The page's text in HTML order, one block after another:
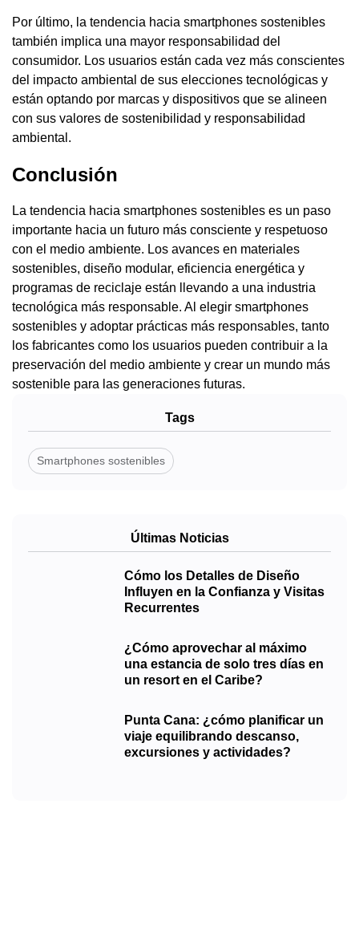
Por último, la tendencia hacia smartphones sostenibles
también implica una mayor responsabilidad del
consumidor. Los usuarios están cada vez más conscientes
del impacto ambiental de sus elecciones tecnológicas y
están optando por marcas y dispositivos que se alineen
con sus valores de sostenibilidad y responsabilidad
ambiental.
Conclusión
La tendencia hacia smartphones sostenibles es un paso
importante hacia un futuro más consciente y respetuoso
con el medio ambiente. Los avances en materiales
sostenibles, diseño modular, eficiencia energética y
programas de reciclaje están llevando a una industria
tecnológica más responsable. Al elegir smartphones
sostenibles y adoptar prácticas más responsables, tanto
los fabricantes como los usuarios pueden contribuir a la
preservación del medio ambiente y crear un mundo más
sostenible para las generaciones futuras.
Tags
Smartphones sostenibles
Últimas Noticias
Cómo los Detalles de Diseño
Influyen en la Confianza y Visitas
Recurrentes
¿Cómo aprovechar al máximo
una estancia de solo tres días en
un resort en el Caribe?
Punta Cana: ¿cómo planificar un
viaje equilibrando descanso,
excursiones y actividades?